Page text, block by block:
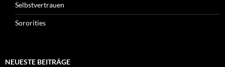
Selbstvertrauen
Sororities
NEUESTE BEITRÄGE